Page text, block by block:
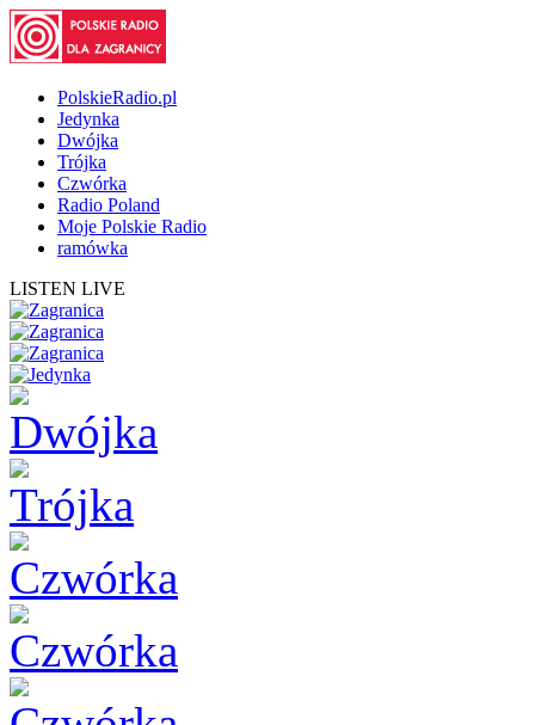
PolskieRadio.pl
Jedynka
Dwójka
Trójka
Czwórka
Radio Poland
Moje Polskie Radio
ramówka
LISTEN LIVE